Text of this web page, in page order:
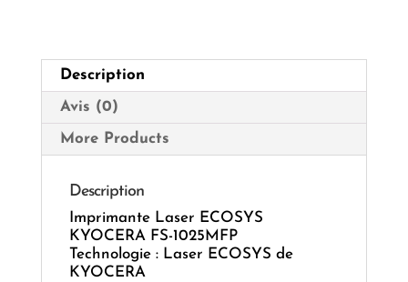
Description
Avis (0)
More Products
Description
Imprimante Laser ECOSYS
KYOCERA FS-1025MFP
Technologie : Laser ECOSYS de
KYOCERA